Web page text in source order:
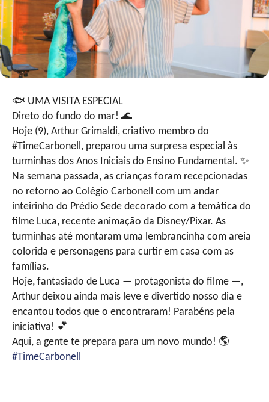
🐟 UMA VISITA ESPECIAL
Direto do fundo do mar! 🌊
Hoje (9), Arthur Grimaldi, criativo membro do
#TimeCarbonell, preparou uma surpresa especial às
turminhas dos Anos Iniciais do Ensino Fundamental. ✨
Na semana passada, as crianças foram recepcionadas
no retorno ao Colégio Carbonell com um andar
inteirinho do Prédio Sede decorado com a temática do
filme Luca, recente animação da Disney/Pixar. As
turminhas até montaram uma lembrancinha com areia
colorida e personagens para curtir em casa com as
famílias.
Hoje, fantasiado de Luca — protagonista do filme —,
Arthur deixou ainda mais leve e divertido nosso dia e
encantou todos que o encontraram! Parabéns pela
iniciativa! 💕
Aqui, a gente te prepara para um novo mundo! 🌎
#TimeCarbonell